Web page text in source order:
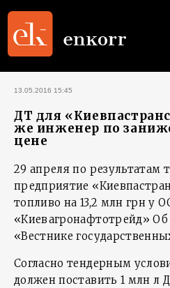
13.05.2016 15:45
ДТ для
же инженер по
цене
29 апреля по результатам
предприятие
топливо на 13,2 млн грн у
«Киевагронафтотрейд» Об
«Вестнике
Согласно тендерным
должен поставить 1 млн л